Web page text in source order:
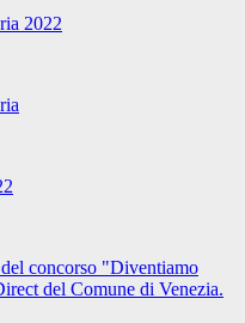
2022
concorso "Diventiamo
del Comune di Venezia.